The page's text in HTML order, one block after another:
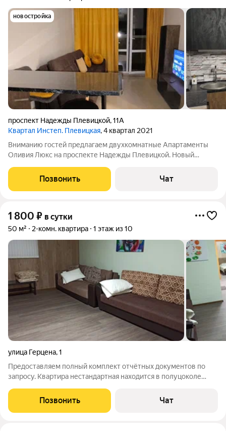
новостройка
проспект Надежды Плевицкой,11А
Квартал Инстеп. Плевицкая, 4 квартал 2021
Вниманию гостей предлагаем двухкомнатные Апартаменты
Оливия Люкс на проспекте Надежды Плевицкой. Новый
окружен приовражными лесами. Дом стоит на возвышении и
создается ощущение, что ты
Позвонить Чат
1 800 ₽ в сутки
50 м² 2-комн. квартира 1 этаж из 10
улица Герцена,1
Предоставляем полный комплект отчётных документов по
запросу. Квартира нестандартная находится в полуцоколе
МЕРОПРИЯТИЙ. Рядом Жд вокзал,
Аэропорт,Халино,Жуково..до центра 3 км. - 2 раздельных
Позвонить Чат